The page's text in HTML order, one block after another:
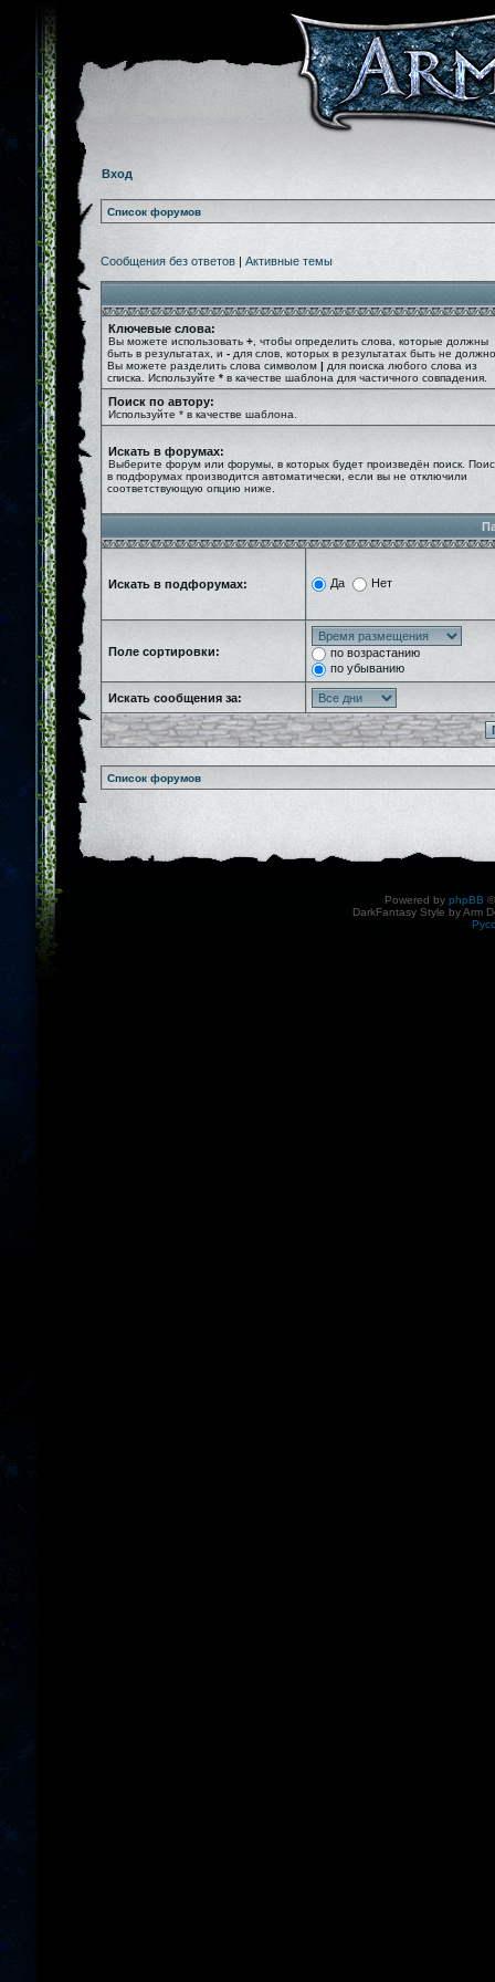
Вход
Список форумов
Сообщения без ответов | Активные темы
Ключевые слова:
Вы можете использовать + , чтобы определить слова, которые должны
быть в результатах, и - для слов, которых в результатах быть не
Вы можете разделить слова символом | для поиска любого слова из
списка. Используйте * в качестве шаблона для частичного совпадения.
Поиск по автору:
Используйте * в качестве шаблона.
Искать в форумах:
Выберите форум или форумы, в которых будет произведён поиск.
в подфорумах производится автоматически, если вы не отключили
соответствующую опцию ниже.
Искать в подфорумах: Да Нет
Поле сортировки:
по возрастанию
по убыванию
Искать сообщения за:
Список форумов
Powered by phpBB
DarkFantasy Style by Arm